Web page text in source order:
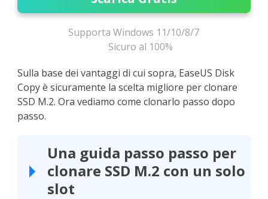
Supporta Windows 11/10/8/7
Sicuro al 100%
Sulla base dei vantaggi di cui sopra, EaseUS Disk
Copy è sicuramente la scelta migliore per clonare
SSD M.2. Ora vediamo come clonarlo passo dopo
passo.
Una guida passo passo per
clonare SSD M.2 con un solo
slot